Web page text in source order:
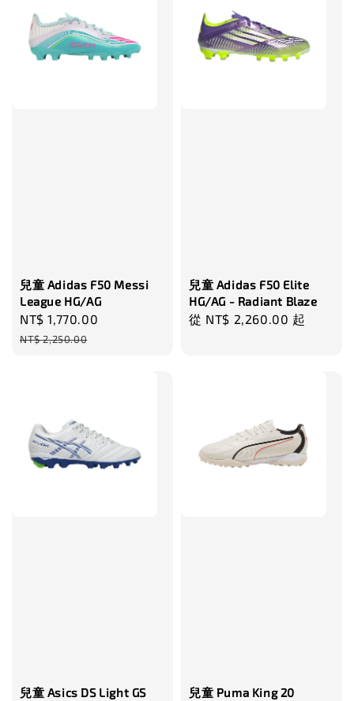
兒童 Adidas F50 Messi
League HG/AG
Sale
price
NT$ 1,770.00
NT$ 2,250.00
兒童 Adidas F50 Elite
HG/AG - Radiant Blaze
Regular
從 NT$ 2,260.00 起
兒童 Asics DS Light GS
兒童 Puma King 20